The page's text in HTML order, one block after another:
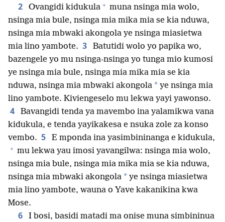
2 Ovangidi kidukula + muna nsinga mia wolo,
nsinga mia bule, nsinga mia mika mia se kia nduwa,
nsinga mia mbwaki akongola ye nsinga miasietwa
mia lino yambote. 3
Batutidi wolo yo papika wo,
bazengele yo mu nsinga-nsinga yo tunga mio kumosi
ye nsinga mia bule, nsinga mia mika mia se kia
nduwa, nsinga mia mbwaki akongola * ye nsinga mia
lino yambote. Kiviengeselo mu lekwa yayi yawonso.
4
Bavangidi tenda ya mavembo ina yalamikwa vana
kidukula, e tenda yayikakesa e nsuka zole za konso
vembo. 5 E mponda ina yasimbininanga e kidukula,
+ mu lekwa yau imosi yavangilwa: nsinga mia wolo,
nsinga mia bule, nsinga mia mika mia se kia nduwa,
nsinga mia mbwaki akongola * ye nsinga miasietwa
mia lino yambote, wauna o Yave kakanikina kwa
Mose.
6
I bosi, basidi matadi ma onise muna simbininua